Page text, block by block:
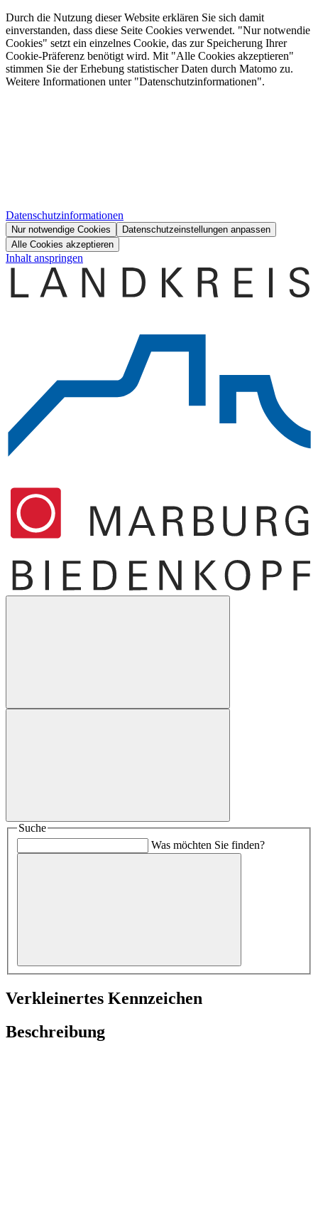
Durch die Nutzung dieser Website erklären Sie sich damit
einverstanden, dass diese Seite Cookies verwendet. "Nur notwendie
Cookies" setzt ein einzelnes Cookie, das zur Speicherung Ihrer
Cookie-Präferenz benötigt wird. Mit "Alle Cookies akzeptieren"
stimmen Sie der Erhebung statistischer Daten durch Matomo zu.
Weitere Informationen unter "Datenschutzinformationen".
Datenschutzinformationen
Nur notwendige Cookies
Datenschutzeinstellungen anpassen
Alle Cookies akzeptieren
Inhalt anspringen
Suche
Was möchten Sie finden?
Verkleinertes Kennzeichen
Beschreibung